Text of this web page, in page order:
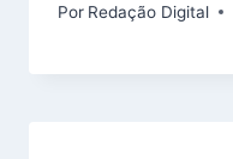
Por Redação Digital